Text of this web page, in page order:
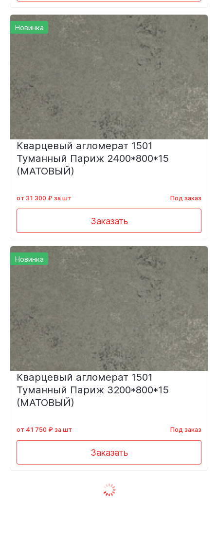
Новинка
Кварцевый агломерат 1501
Туманный Париж 2400*800*15
(МАТОВЫЙ)
от 31 300 ₽ за шт Под заказ
Заказать
Новинка
Кварцевый агломерат 1501
Туманный Париж 3200*800*15
(МАТОВЫЙ)
от 41 750 ₽ за шт Под заказ
Заказать